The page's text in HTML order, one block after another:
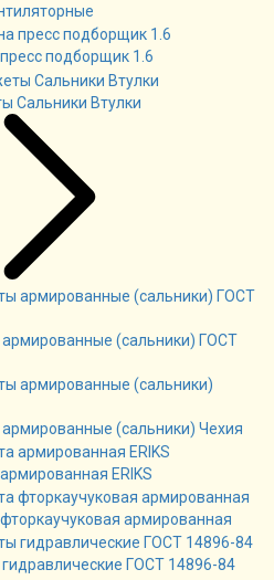
подборщик 1.6
Сальники Втулки
(сальники) ГОСТ
(сальники) Чехия
ERIKS
армированная
ГОСТ 14896-84